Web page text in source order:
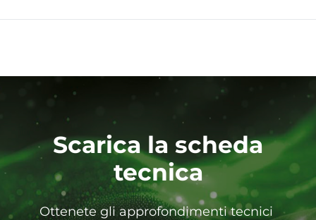
Scarica la scheda
tecnica
Ottenete gli approfondimenti tecnici